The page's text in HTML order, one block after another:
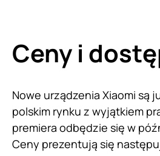
Ceny i
Nowe urządzenia Xiaomi są
polskim rynku z wyjątkiem
premiera odbędzie się w
Ceny prezentują się